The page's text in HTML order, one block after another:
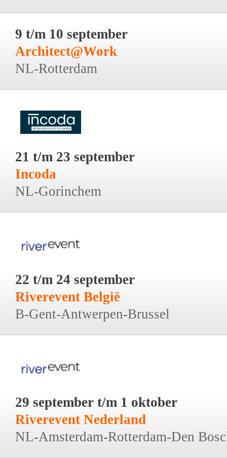
9 t/m 10 september
Architect@Work
NL-Rotterdam
21 t/m 23 september
Incoda
NL-Gorinchem
22 t/m 24 september
Riverevent België
B-Gent-Antwerpen-Brussel
29 september t/m 1 oktober
Riverevent Nederland
NL-Amsterdam-Rotterdam-Den